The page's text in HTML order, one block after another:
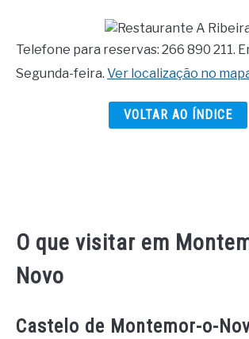
Telefone para reservas: 266 890 211.
Segunda-feira. Ver localização no
VOLTAR AO ÍNDICE
O que visitar em
Novo
Castelo de Montemor-o-